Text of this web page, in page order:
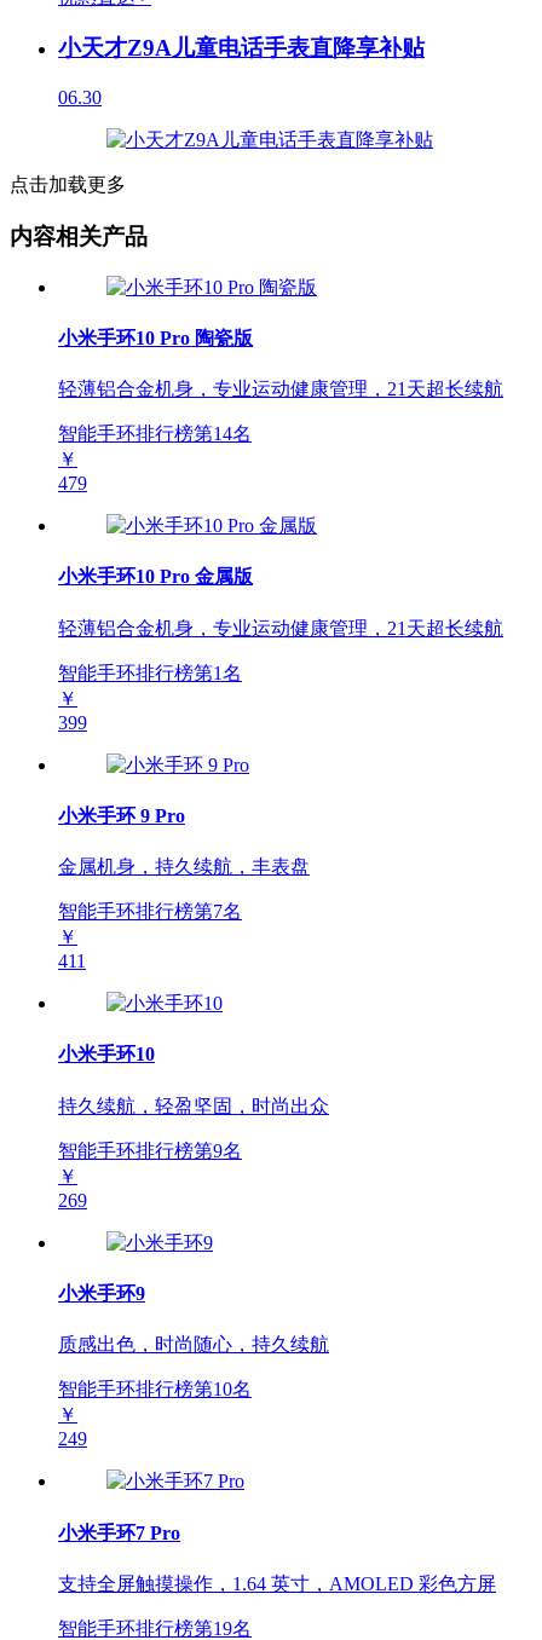
小天才Z9A儿童电话手表直降享补贴
06.30
点击加载更多
内容相关产品
小米手环10 Pro 陶瓷版
轻薄铝合金机身，专业运动健康管理，21天超长续航
智能手环排行榜第14名
￥
479
小米手环10 Pro 金属版
轻薄铝合金机身，专业运动健康管理，21天超长续航
智能手环排行榜第1名
￥
399
小米手环 9 Pro
金属机身，持久续航，丰表盘
智能手环排行榜第7名
￥
411
小米手环10
持久续航，轻盈坚固，时尚出众
智能手环排行榜第9名
￥
269
小米手环9
质感出色，时尚随心，持久续航
智能手环排行榜第10名
￥
249
小米手环7 Pro
支持全屏触摸操作，1.64 英寸，AMOLED 彩色方屏
智能手环排行榜第19名